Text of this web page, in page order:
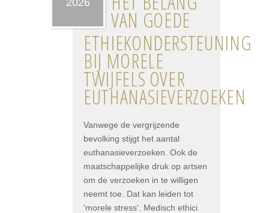
2026
VAN GOEDE
ETHIEKONDERSTEUNING
BIJ MORELE
TWIJFELS OVER
EUTHANASIEVERZOEKEN
Vanwege de vergrijzende
bevolking stijgt het aantal
euthanasieverzoeken. Ook de
maatschappelijke druk op artsen
om de verzoeken in te willigen
neemt toe. Dat kan leiden tot
'morele stress'. Medisch ethici